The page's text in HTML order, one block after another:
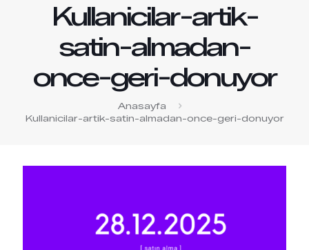
Kullanicilar-artik-
satin-almadan-
once-geri-donuyor
Anasayfa
Kullanicilar-artik-satin-almadan-once-geri-donuyor